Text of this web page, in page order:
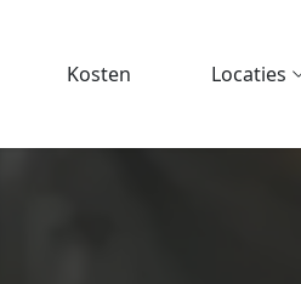
Kosten Locaties